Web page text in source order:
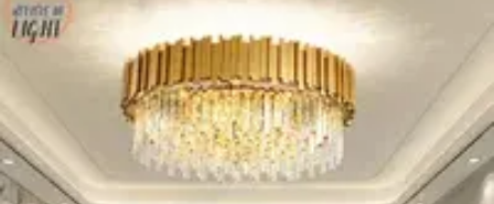
Nowoczesne AGD
Trendy i nowinki
ZmywarkiNowości i Trendy Lodówki
Nowoczesne AGD